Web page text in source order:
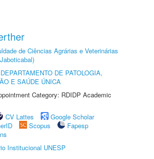
de Ciências Agrárias e Veterinárias
DEPARTAMENTO DE PATOLOGIA,
E SAÚDE ÚNICA
Category: RDIDP Academic
CV Lattes
Google Scholar
Scopus
Fapesp
Institucional UNESP